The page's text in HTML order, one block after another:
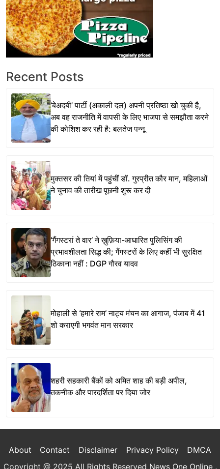
Recent Posts
‘बेअदबी’ पार्टी (अकाली दल) अपनी प्रतिष्ठा खो चुकी है,
अब वह राजनीति में वापसी के लिए भाजपा से समझौता करने
की कोशिश कर रही है: बलतेज पन्नू
मुक्तसर की तियां में पहुंचीं डॉ. गुरप्रीत कौर मान, महिलाओं
ने चुनाव की तारीख पूछनी शुरू कर दी
‘गैंगस्टरां ते वार’ ने ख़ुफ़िया-आधारित पुलिसिंग की
प्रभावशीलता सिद्ध की; गैंगस्टरों के लिए कहीं भी सुरक्षित
ठिकाना नहीं : DGP गौरव यादव
मोहाली से ‘हमारे राम’ नाट्य मंचन का आगाज, पंजाब में 41
शो कराएगी भगवंत मान सरकार
शहरी सहकारी बैंकों को अमित शाह की बड़ी अपील,
तकनीक और पारदर्शिता पर दिया जोर
About Contact Disclaimer Privacy Policy
DMCA
Copyright @ 2025 All Rights Reserved News One Online .